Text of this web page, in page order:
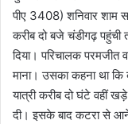
पीए 3408) शनिवार शाम
करीब दो बजे चंडीगढ़
दिया। परिचालक परमजीत
माना। उसका कहना था
यात्री करीब दो घंटे वहीं
दी। इसके बाद कटरा से आने